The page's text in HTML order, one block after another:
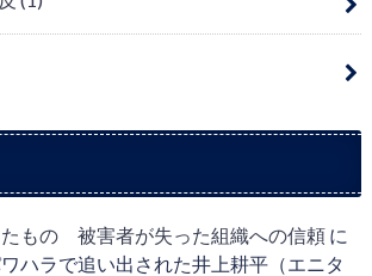
もの 被害者が失った組織への信頼に
ハラで追い出された井上耕平（エニタ